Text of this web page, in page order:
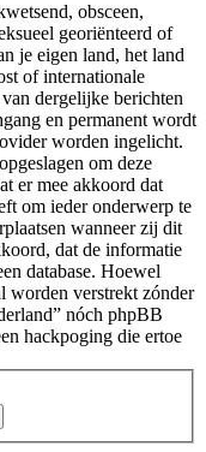
obsceen,
georiënteerd of
je eigen land, het land
of internationale
dergelijke berichten
en permanent wordt
worden ingelicht.
om deze
er mee akkoord dat
om ieder onderwerp te
wanneer zij dit
dat de informatie
database. Hoewel
worden verstrekt zónder
nóch phpBB
hackpoging die ertoe